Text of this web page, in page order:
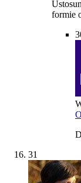
formie
31